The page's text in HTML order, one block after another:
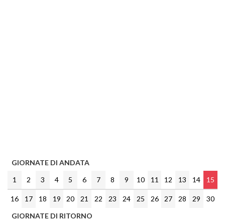
GIORNATE DI ANDATA
1
2 3 4 5 6 7 8 9 10 11 12 13 14 15
16 17 18 19 20 21 22 23 24 25 26 27 28 29
30
GIORNATE DI RITORNO